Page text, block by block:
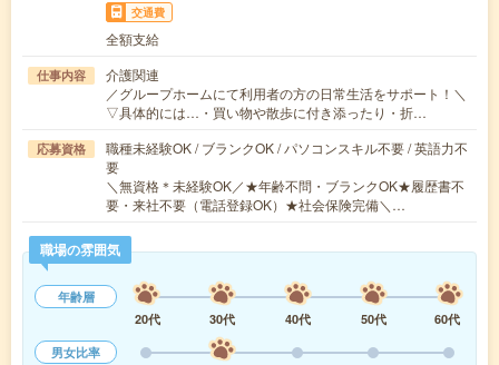
交通費
全額支給
仕事内容
介護関連
／グループホームにて利用者の方の日常生活をサポート！＼
▽具体的には…・買い物や散歩に付き添ったり・折…
応募資格
職種未経験OK / ブランクOK / パソコンスキル不要 / 英語力不
要
＼無資格＊未経験OK／★年齢不問・ブランクOK★履歴書不
要・来社不要（電話登録OK）★社会保険完備＼…
職場の雰囲気
年齢層
20代
30代 40代 50代
60代
男女比率